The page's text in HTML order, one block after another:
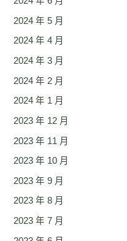
2024 年 5 月
2024 年 4 月
2024 年 3 月
2024 年 2 月
2024 年 1 月
2023 年 12 月
2023 年 11 月
2023 年 10 月
2023 年 9 月
2023 年 8 月
2023 年 7 月